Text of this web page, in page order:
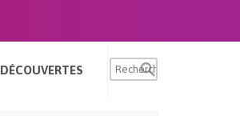
DÉCOUVERTES